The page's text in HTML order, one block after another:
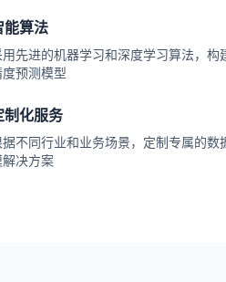
能算法
用先进的机器学习和深度学习算法，构
度预测模型
制化服务
据不同行业和业务场景，定制专属的数
解决方案